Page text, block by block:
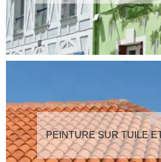
PEINTURE SUR TUILE